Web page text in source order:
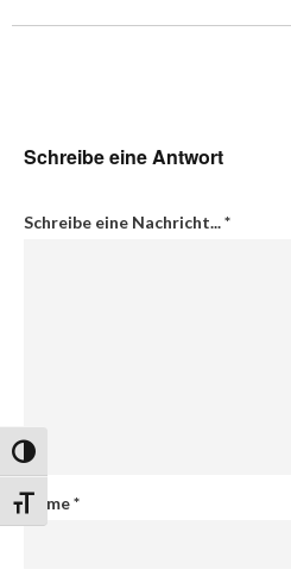
Umschalten auf hohe Kontraste
Schrift vergrößern
Schreibe eine Antwort
Schreibe eine Nachricht...*
Name*